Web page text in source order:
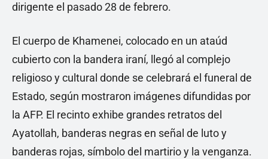
dirigente el pasado 28 de febrero.
El cuerpo de Khamenei, colocado en un ataúd
cubierto con la bandera iraní, llegó al complejo
religioso y cultural donde se celebrará el funeral de
Estado, según mostraron imágenes difundidas por
la AFP. El recinto exhibe grandes retratos del
Ayatollah, banderas negras en señal de luto y
banderas rojas, símbolo del martirio y la venganza.